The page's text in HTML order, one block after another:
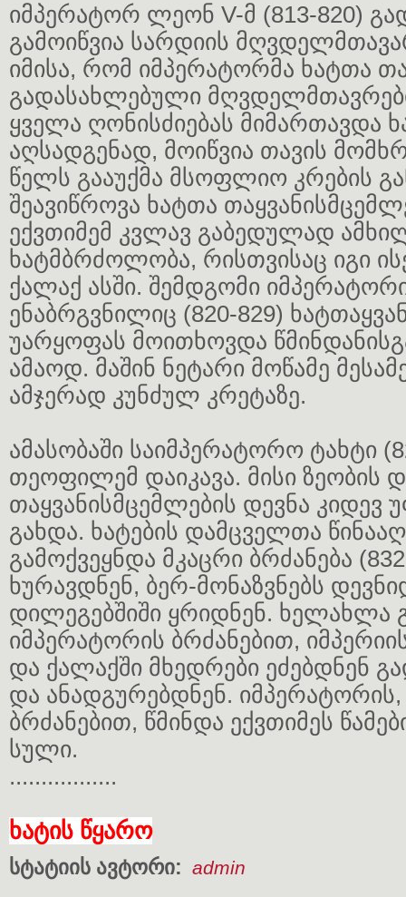
იმპერატორ ლეონ V-მ (813-820)
გამოიწვია სარდიის
იმისა, რომ იმპერატორმა ხატთა
გადასახლებული მღვდელმთავრები
ყველა ღონისძიებას მიმართავდა
აღსადგენად, მოიწვია თავის
წელს გააუქმა მსოფლიო კრების
შეავიწროვა ხატთა
ექვთიმემ კვლავ გაბედულად
ხატმბრძოლობა, რისთვისაც იგი
ქალაქ ასში. შემდგომი
ენაბრგვნილიც (820-829)
უარყოფას მოითხოვდა
ამაოდ. მაშინ ნეტარი მოწამე
ამჯერად კუნძულ კრეტაზე.
ამასობაში საიმპერატორო ტახტი
თეოფილემ დაიკავა. მისი ზეობის
თაყვანისმცემლების დევნა კიდევ
გახდა. ხატების დამცველთა
გამოქვეყნდა მკაცრი ბრძანება
ხურავდნენ, ბერ-მონაზვნებს
დილეგებშიში ყრიდნენ. ხელახლა
იმპერატორის ბრძანებით,
და ქალაქში მხედრები ეძებდნენ
და ანადგურებდნენ.
ბრძანებით, წმინდა ექვთიმეს
სული.
.................
ხატის წყარო
სტატიის ავტორი: admin